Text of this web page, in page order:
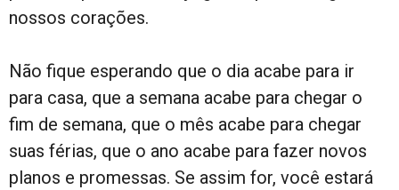
nossos corações.
Não fique esperando que o dia acabe para ir
para casa, que a semana acabe para chegar o
fim de semana, que o mês acabe para chegar
suas férias, que o ano acabe para fazer novos
planos e promessas. Se assim for, você estará